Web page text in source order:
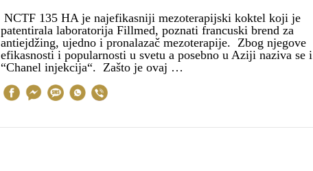
NCTF 135 HA je najefikasniji mezoterapijski koktel koji je
patentirala laboratorija Fillmed, poznati francuski brend za
antiejdžing, ujedno i pronalazač mezoterapije. Zbog njegove
efikasnosti i popularnosti u svetu a posebno u Aziji naziva se i
“Chanel injekcija“. Zašto je ovaj …